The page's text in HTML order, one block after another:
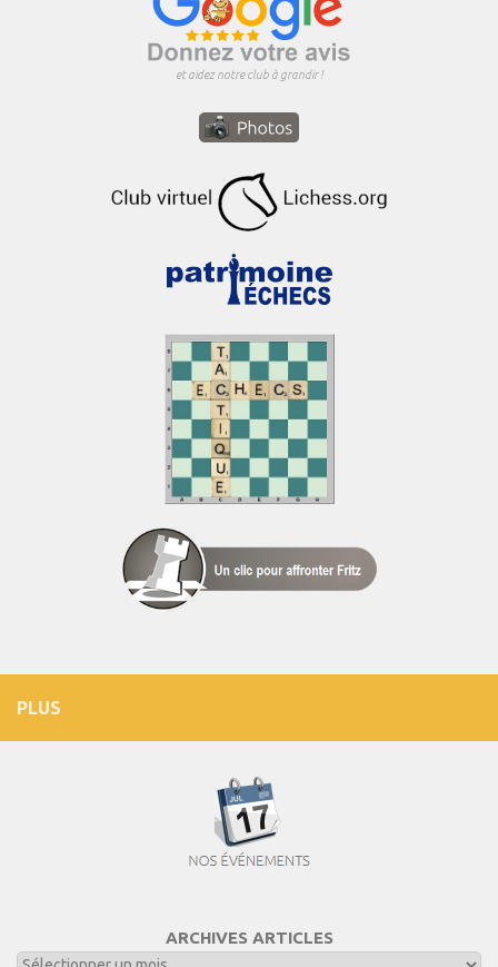
et aidez notre club à grandir !
PLUS
ARCHIVES ARTICLES